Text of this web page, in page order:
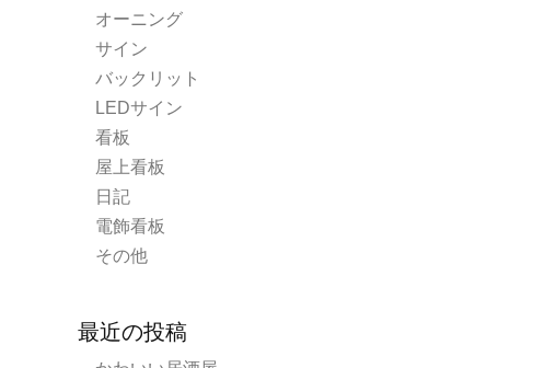
オーニング
サイン
バックリット
LEDサイン
看板
屋上看板
日記
電飾看板
その他
最近の投稿